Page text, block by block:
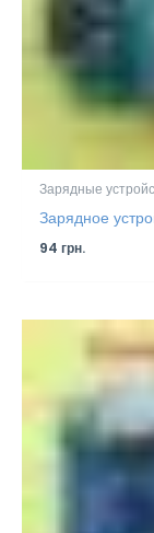
Зарядные
Зарядное
94грн.